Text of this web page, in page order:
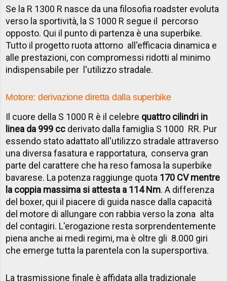
Se la R 1300 R nasce da una filosofia roadster evoluta
verso la sportività, la S 1000 R segue il percorso
opposto. Qui il punto di partenza è una superbike.
Tutto il progetto ruota attorno all'efficacia dinamica e
alle prestazioni, con compromessi ridotti al minimo
indispensabile per l'utilizzo stradale.
Motore: derivazione diretta dalla superbike
Il cuore della S 1000 R è il celebre quattro cilindri in
linea da 999 cc derivato dalla famiglia S 1000 RR. Pur
essendo stato adattato all'utilizzo stradale attraverso
una diversa fasatura e rapportatura, conserva gran
parte del carattere che ha reso famosa la superbike
bavarese. La potenza raggiunge quota 170 CV mentre
la coppia massima si attesta a 114 Nm. A differenza
del boxer, qui il piacere di guida nasce dalla capacità
del motore di allungare con rabbia verso la zona alta
del contagiri. L'erogazione resta sorprendentemente
piena anche ai medi regimi, ma è oltre gli 8.000 giri
che emerge tutta la parentela con la supersportiva.
La trasmissione finale è affidata alla tradizionale